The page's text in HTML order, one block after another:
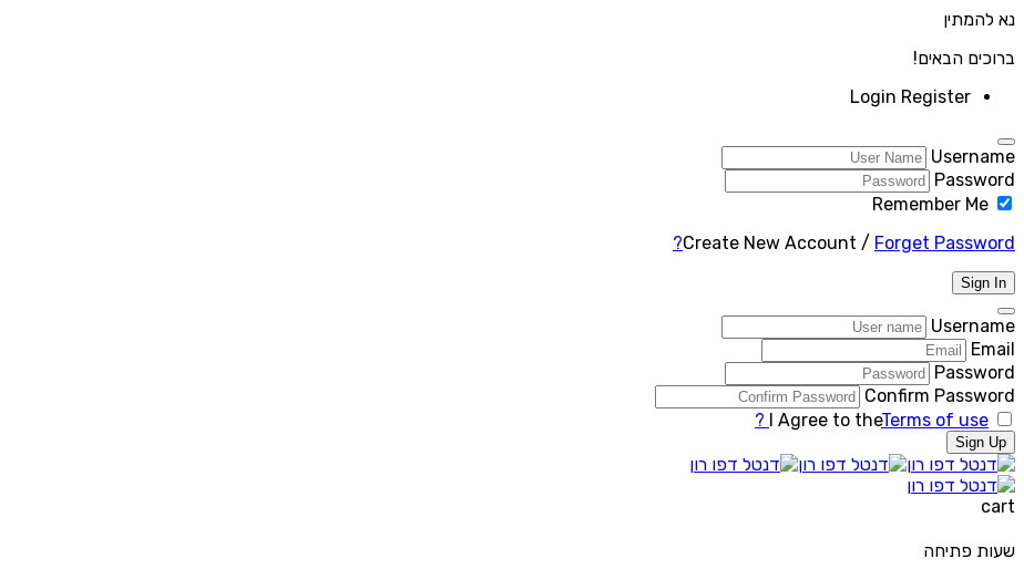
נא להמתין
ברוכים הבאים!
Login Register
Username
Password
Remember Me
Create New Account / Forget Password?
Sign In
Username
Email
Password
Confirm Password
I Agree to theTerms of use ?
Sign Up
cart
שעות פתיחה